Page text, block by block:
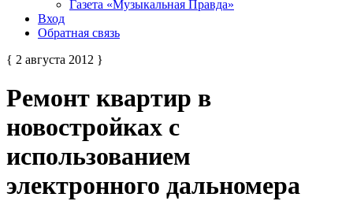
Газета «Музыкальная Правда»
Вход
Обратная связь
{ 2 августа 2012 }
Ремонт квартир в
новостройках с
использованием
электронного дальномера